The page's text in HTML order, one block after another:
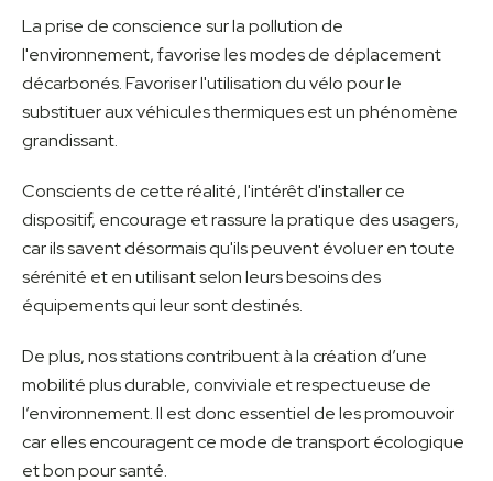
La prise de conscience sur la pollution de
l'environnement, favorise les modes de déplacement
décarbonés. Favoriser l'utilisation du vélo pour le
substituer aux véhicules thermiques est un phénomène
grandissant.
Conscients de cette réalité, l'intérêt d'installer ce
dispositif, encourage et rassure la pratique des usagers,
car ils savent désormais qu'ils peuvent évoluer en toute
sérénité et en utilisant selon leurs besoins des
équipements qui leur sont destinés.
De plus, nos stations contribuent à la création d’une
mobilité plus durable, conviviale et respectueuse de
l’environnement. Il est donc essentiel de les promouvoir
car elles encouragent ce mode de transport écologique
et bon pour santé.